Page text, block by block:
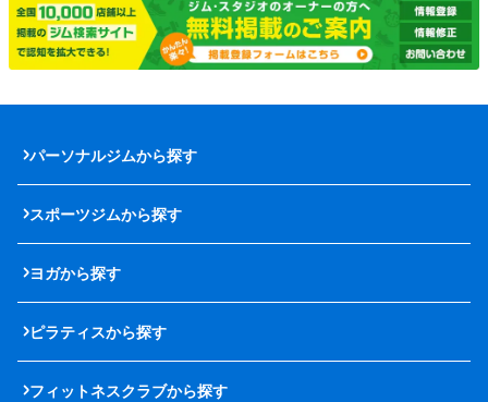
パーソナルジムから探す
スポーツジムから探す
ヨガから探す
ピラティスから探す
フィットネスクラブから探す